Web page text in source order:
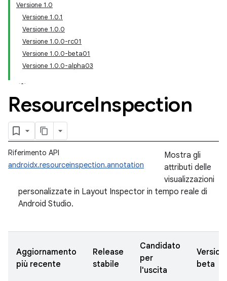
Versione 1.0
Versione 1.0.1
Versione 1.0.0
Versione 1.0.0-rc01
Versione 1.0.0-beta01
Versione 1.0.0-alpha03
ResourceInspection
Riferimento API
androidx.resourceinspection.annotation
Mostra gli
attributi delle
visualizzazioni
personalizzate in Layout Inspector in tempo reale di
Android Studio.
Aggiornamento
più recente
Release
stabile
Candidato
per
l'uscita
beta